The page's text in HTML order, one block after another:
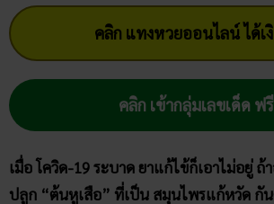
คลิก แทงหวยออนไลน์ ได้เ
คลิก เข้ากลุ่มเลขเด็ด ฟ
เมื่อ โควิด-19 ระบาด ยาแก้ไข้ก็เอาไม่อยู่ ถ้
ปลูก “ต้นหูเสือ” ที่เป็น สมุนไพรแก้หวัด กั